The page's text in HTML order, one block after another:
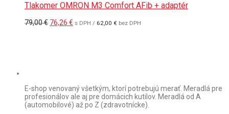
Tlakomer OMRON M3 Comfort AFib + adaptér
79,00€ Pôvodná
76,26 € Aktuálna
s DPH / 62,00 € bez DPH
E-shop venovaný všetkým, ktorí potrebujú merať. Meradlá pre
profesionálov ale aj pre domácich kutilov. Meradlá od A
(automobilové) až po Z (zdravotnícke).